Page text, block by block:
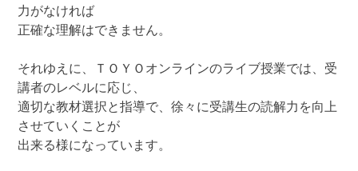
力がなければ
正確な理解はできません。
それゆえに、ＴＯＹＯオンラインのライブ授業では、受
講者のレベルに応じ、
適切な教材選択と指導で、徐々に受講生の読解力を向上
させていくことが
出来る様になっています。